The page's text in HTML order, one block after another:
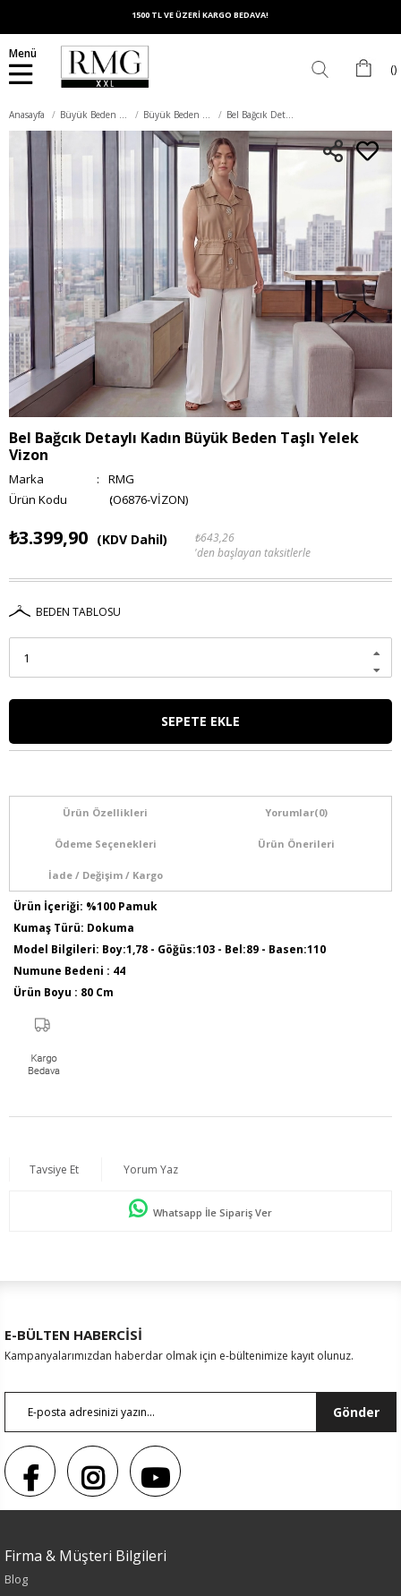
1500 TL VE ÜZERİ KARGO BEDAVA!
Menü
Anasayfa Büyük Beden Dış Giyim Büyük Beden Yelek Bel Bağcık Detaylı Kadın Büyük Beden Taşlı Yelek Vizon
Bel Bağcık Detaylı Kadın Büyük Beden Taşlı Yelek
Vizon
Marka :
RMG
(O6876-VİZON)
₺3.399,90 (KDV Dahil)
₺643,26
'den başlayan taksitlerle
BEDEN TABLOSU
Ürün Özellikleri Yorumlar(0)
Ödeme Seçenekleri Ürün Önerileri
İade / Değişim / Kargo
Ürün İçeriği: %100 Pamuk
Kumaş Türü: Dokuma
Model Bilgileri: Boy:1,78 - Göğüs:103 - Bel:89 - Basen:110
Numune Bedeni : 44
Ürün Boyu : 80 Cm
Renk
Tavsiye Et Yorum Yaz
Whatsapp İle Sipariş Ver
E-BÜLTEN HABERCİSİ
Kampanyalarımızdan haberdar olmak için e-bültenimize kayıt olunuz.
Gönder
Firma & Müşteri Bilgileri
Blog